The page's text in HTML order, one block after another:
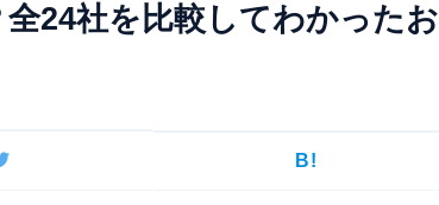
24社を比較してわかったお
B!